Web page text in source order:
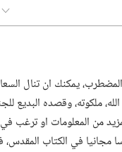
يمكنك ان تنال
ملكوته،‏ وقصده البديع
من المعلومات او ترغب
مجانيا في الكتاب